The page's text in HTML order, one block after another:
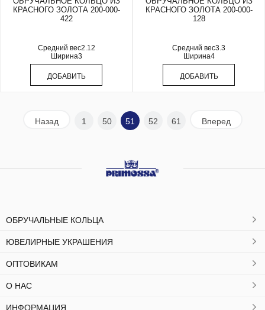
КРАСНОГО ЗОЛОТА 200-000-
422
Средний вес2.12
Ширина3
ДОБАВИТЬ
КРАСНОГО ЗОЛОТА 200-000-
128
Средний вес3.3
Ширина4
ДОБАВИТЬ
Назад 1 50 51 52 61 Вперед
ОБРУЧАЛЬНЫЕ КОЛЬЦА
ЮВЕЛИРНЫЕ УКРАШЕНИЯ
ОПТОВИКАМ
О НАС
ИНФОРМАЦИЯ